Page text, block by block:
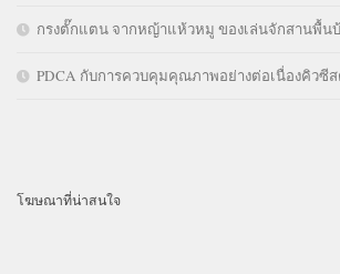
กรงตั๊กแตน จากหญ้าแห้วหมู ของเล่นจักสานพื้น
PDCA กับการควบคุมคุณภาพอย่างต่อเนื่องคิวซีส
โฆษณาที่น่าสนใจ